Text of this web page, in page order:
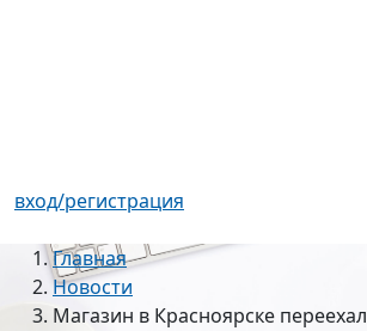
вход/регистрация
Главная
Новости
Магазин в Красноярске переехал